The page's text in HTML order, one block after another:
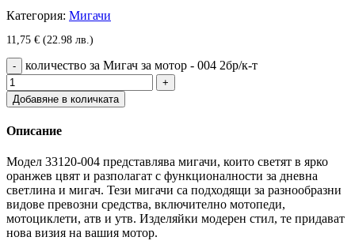
Категория: Мигачи
11,75 € (22.98 лв.)
количество за Мигач за мотор - 004 2бр/к-т
Добавяне в количката
Описание
Модел 33120-004 представлява мигачи, които светят в ярко
оранжев цвят и разполагат с функционалности за дневна
светлина и мигач. Тези мигачи са подходящи за разнообразни
видове превозни средства, включително мотопеди,
мотоциклети, атв и утв. Изделяйки модерен стил, те придават
нова визия на вашия мотор.